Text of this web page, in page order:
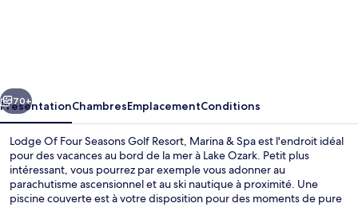
Golf
Resort,
Marina
&
Spa
Suivant
70+
PrésentationChambresEmplacementConditions
Lodge Of Four Seasons Golf Resort, Marina & Spa est l'endroit idéal
pour des vacances au bord de la mer à Lake Ozark. Petit plus
intéressant, vous pourrez par exemple vous adonner au
parachutisme ascensionnel et au ski nautique à proximité. Une
piscine couverte est à votre disposition pour des moments de pure